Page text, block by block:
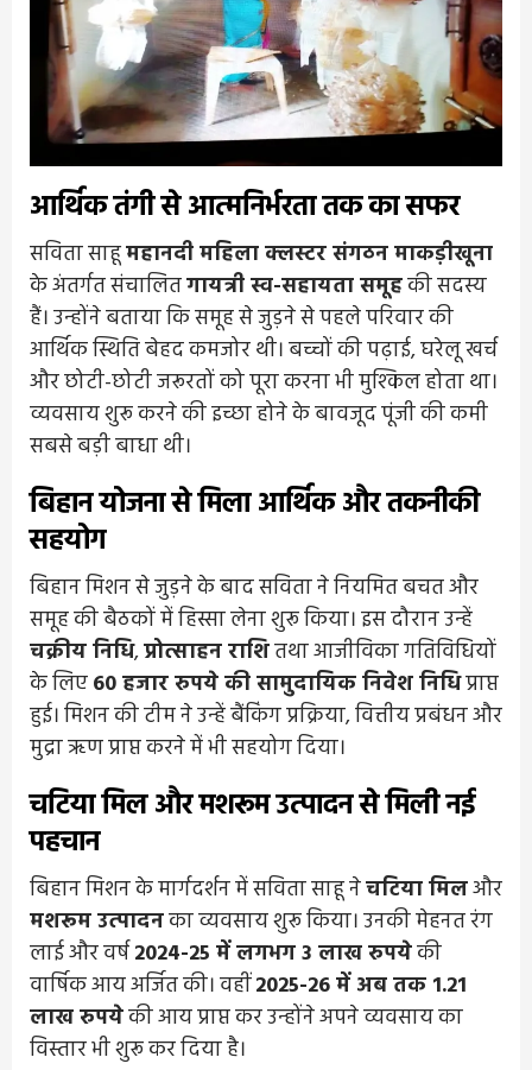
आर्थिक तंगी से आत्मनिर्भरता तक का सफर
सविता साहूमहानदी महिला क्लस्टर संगठन माकड़ीखूना
के अंतर्गत संचालितगायत्री स्व-सहायता समूहकी सदस्य
हैं। उन्होंने बताया कि समूह से जुड़ने से पहले परिवार की
आर्थिक स्थिति बेहद कमजोर थी। बच्चों की पढ़ाई, घरेलू खर्च
और छोटी-छोटी जरूरतों को पूरा करना भी मुश्किल होता था।
व्यवसाय शुरू करने की इच्छा होने के बावजूद पूंजी की कमी
सबसे बड़ी बाधा थी।
बिहान योजना से मिला आर्थिक और तकनीकी
सहयोग
बिहान मिशन से जुड़ने के बाद सविता ने नियमित बचत और
समूह की बैठकों में हिस्सा लेना शुरू किया। इस दौरान उन्हें
चक्रीय निधि,प्रोत्साहन राशितथा आजीविका गतिविधियों
के लिए60 हजार रुपये की सामुदायिक निवेश निधिप्राप्त
हुई। मिशन की टीम ने उन्हें बैंकिंग प्रक्रिया, वित्तीय प्रबंधन और
मुद्रा ऋण प्राप्त करने में भी सहयोग दिया।
चटिया मिल और मशरूम उत्पादन से मिली नई
पहचान
बिहान मिशन के मार्गदर्शन में सविता साहू नेचटिया मिलऔर
मशरूम उत्पादनका व्यवसाय शुरू किया। उनकी मेहनत रंग
लाई और वर्ष2024-25 में लगभग 3 लाख रुपयेकी
वार्षिक आय अर्जित की। वहीं2025-26 में अब तक 1.21
लाख रुपयेकी आय प्राप्त कर उन्होंने अपने व्यवसाय का
विस्तार भी शुरू कर दिया है।